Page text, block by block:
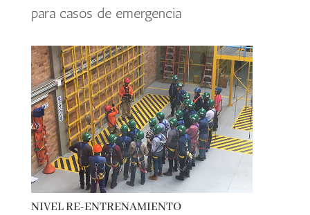
para casos de emergencia
NIVEL RE-ENTRENAMIENTO